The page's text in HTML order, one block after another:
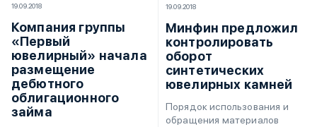
19.09.2018
Компания группы
«Первый
ювелирный» начала
размещение
дебютного
облигационного
займа
19.09.2018
Минфин предложил
контролировать
оборот
синтетических
ювелирных камней
Порядок использования и
обращения материалов